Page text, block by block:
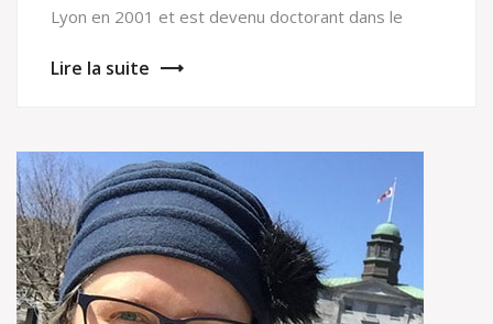
Lyon en 2001 et est devenu doctorant dans le
Lire la suite